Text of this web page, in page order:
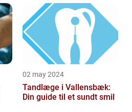
02 may 2024
Tandlæge i Vallensbæk:
Din guide til et sundt smil